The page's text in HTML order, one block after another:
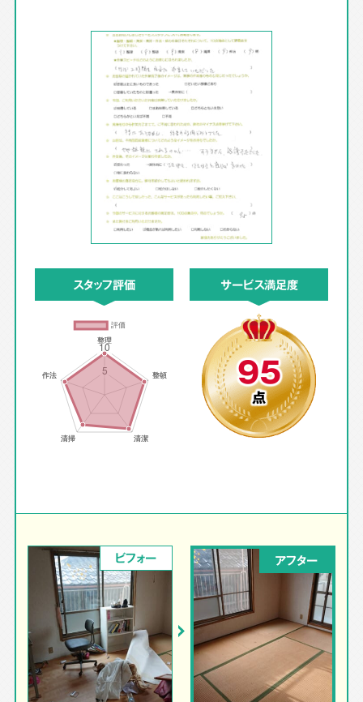
スタッフ評価 サービス満足度
95
点
ビフォー アフター